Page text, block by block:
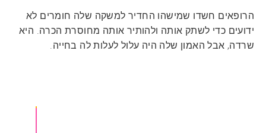
הרופאים חשדו שמישהו החדיר למשקה שלה חומרים לא
ידועים כדי לשתק אותה ולהותיר אותה מחוסרת הכרה. היא
שרדה, אבל האמון שלה היה עלול לעלות לה בחייה.